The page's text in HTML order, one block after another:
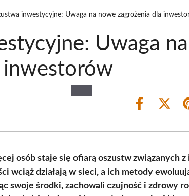
inwestycyjne: Uwaga na nowe zagrożenia dla
Uwaga
inwestorów
Share
Share
osób staje się ofiarą oszustw związanych
wciąż działają w sieci, a ich metody
swoje środki, zachowali czujność i zdrowy